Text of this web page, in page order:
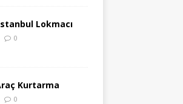
Lokmacı
0
Kurtarma
0